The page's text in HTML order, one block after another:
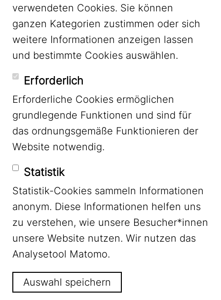
LinkedIn
YouTube
Mastodon
Footer Menu Impressum
Datenschutz
verwendeten Cookies. Sie können
ganzen Kategorien zustimmen oder sich
weitere Informationen anzeigen lassen
und bestimmte Cookies auswählen.
Erforderlich
Erforderliche Cookies ermöglichen
grundlegende Funktionen und sind für
das ordnungsgemäße Funktionieren der
Website notwendig.
Statistik
Statistik-Cookies sammeln Informationen
anonym. Diese Informationen helfen uns
zu verstehen, wie unsere Besucher*innen
unsere Website nutzen. Wir nutzen das
Analysetool Matomo.
Auswahl speichern